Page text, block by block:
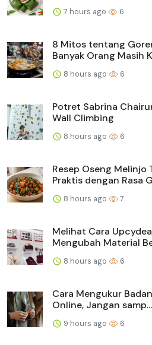
7 hours ago 6
8 Mitos tentang
Banyak Orang Masih
8 hours ago 6
Potret Sabrina
Wall Climbing
8 hours ago 6
Resep Oseng Melinjo
Praktis dengan Rasa
8 hours ago 7
Melihat Cara
Mengubah Material
8 hours ago 6
Cara Mengukur
Online, Jangan samp...
9 hours ago 6